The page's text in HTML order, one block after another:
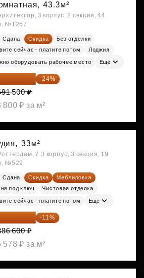
43.3м²
3 корпус, 2 секция, 44
№1257
Сдана Скидка
Без отделки
сейчас - платите потом
Лоджия
оборудовать рабочее место Ещё
845 540 ₽ -24%
500 ₽
800 ₽ за м²
33м²
2.3 корпус, 3 секция, 19
№529
Сдана Скидка
Меблировка
под ключ
Чистовая отделка
сейчас - платите потом Ещё
264 074 ₽ -11%
600 ₽
578 ₽ за м²